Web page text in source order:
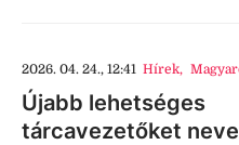
2026. 04. 24., 12:41 Hírek,
Újabb lehetséges
tárcavezetőket